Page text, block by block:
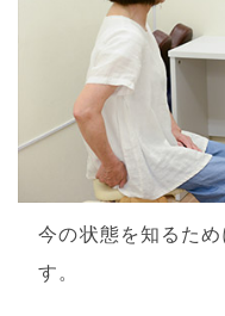
今の状態を知るた
す。